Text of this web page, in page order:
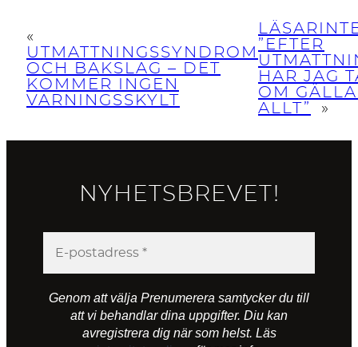
«
UTMATTNINGSSYNDROM
OCH BAKSLAG – DET
KOMMER INGEN
VARNINGSSKYLT
”EFTER
HAR JAG
OM
ALLT”
»
NYHETSBREVET!
Genom att välja Prenumerera samtycker du till
att vi behandlar dina uppgifter. Diu kan
avregistrera dig när som helst. Läs